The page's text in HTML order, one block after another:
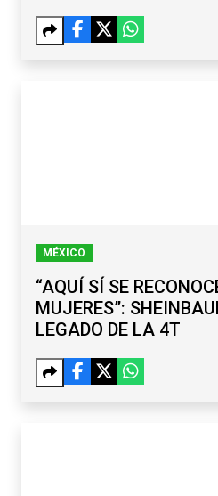
MÉXICO
“AQUÍ SÍ SE
MUJERES”:
LEGADO DE LA 4T